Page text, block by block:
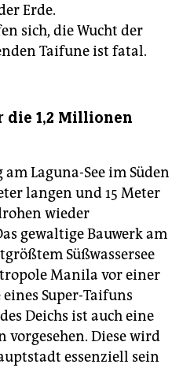
Erde.
sich, die Wucht der
Taifune ist fatal.
die 1,2 Millionen
Laguna-See im Süden
langen und 15 Meter
wieder
gewaltige Bauwerk am
Süßwassersee
Manila vor einer
Super-Taifuns
Deichs ist auch eine
Diese wird
essenziell sein